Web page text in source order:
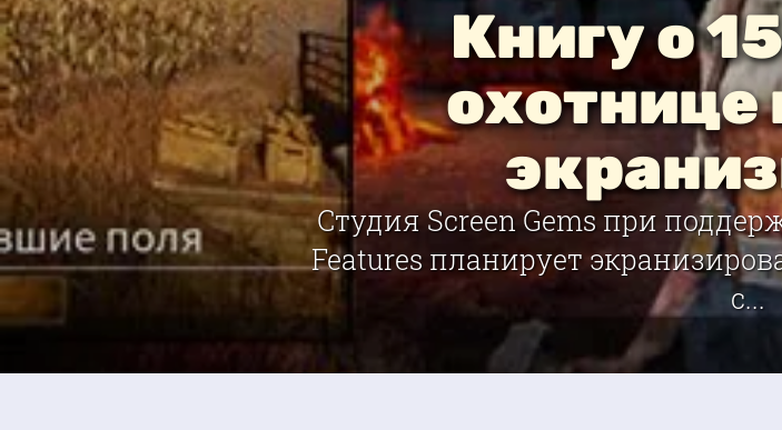
Книгу о
охотнице
Студия Screen Gems при
Features планирует
с...